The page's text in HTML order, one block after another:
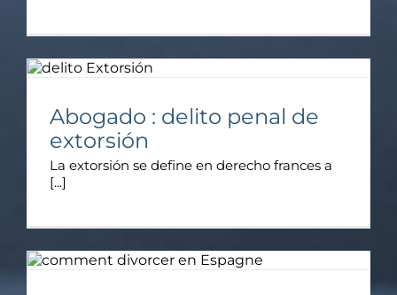
Abogado : delito penal de
extorsión
La extorsión se define en derecho frances a
[...]